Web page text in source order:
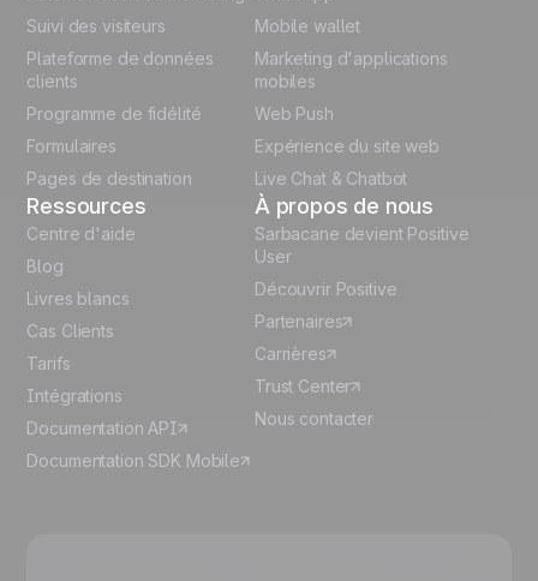
German
Italian
Suivi des visiteurs
Plateforme de données
clients
Programme de fidélité
Formulaires
Pages de destination
Mobile wallet
Marketing d'applications
mobiles
Web Push
Expérience du site web
Live Chat & Chatbot
Ressources
Centre d'aide
Blog
Livres blancs
Cas Clients
Tarifs
Intégrations
Documentation API
Documentation SDK Mobile
À propos de nous
Sarbacane devient Positive
User
Découvrir Positive
Partenaires
Carrières
Trust Center
Nous contacter